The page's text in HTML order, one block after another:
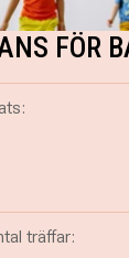
FÖR
träffar: